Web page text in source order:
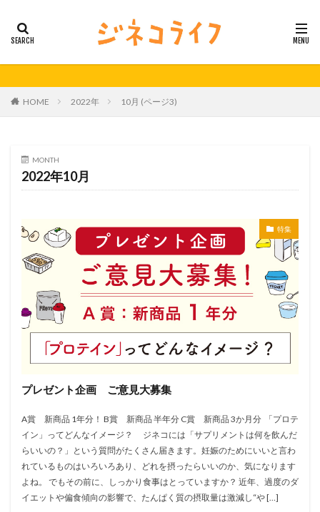
HOME 2022年 10月 (ページ3)
MONTH
2022年10月
特集
プレゼント企画 ご意見大募集
A賞 新商品 1年分！ B賞 新商品 半年分 C賞 新商品 3か月分 「プロテ
イン」ってどんなイメージ？ ジネコには「サプリメントは何を飲んだ
らいいの？」という質問がたくさん届きます。妊娠のためにいいと言わ
れているものはいろいろあり、どれを摂ったらいいのか、気になります
よね。 でもその前に、しっかり食事はとっていますか？ 近年、過度のダ
イエットや偏食傾向の影響で、たんぱく質の摂取量は激減し“や […]
男性不妊